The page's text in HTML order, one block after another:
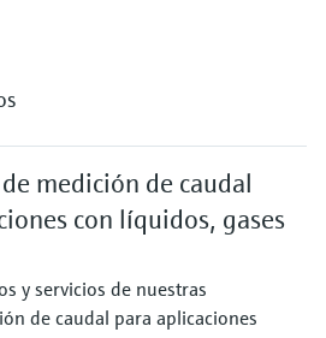
medición de caudal
con líquidos, gases
y servicios de nuestras
de caudal para aplicaciones